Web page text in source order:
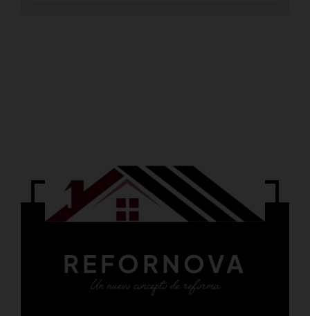
REFORNOVA
Un nuevo concepto de reforma